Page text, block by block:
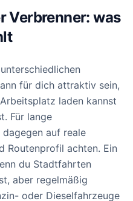
Verbrenner: was
für dich attraktiv sein,
laden kannst
Für lange
auf reale
Routenprofil achten. Ein
du Stadtfahrten
aber regelmäßig
oder Dieselfahrzeuge